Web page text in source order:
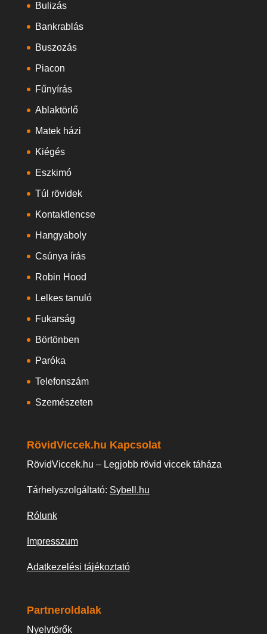
Bulizás
Bankrablás
Buszozás
Piacon
Fűnyírás
Ablaktörlő
Matek házi
Kiégés
Eszkimó
Túl rövidek
Kontaktlencse
Hangyaboly
Csúnya írás
Robin Hood
Lelkes tanuló
Fukarság
Börtönben
Paróka
Telefonszám
Szemészeten
RövidViccek.hu Kapcsolat
RövidViccek.hu – Legjobb rövid viccek táháza
Tárhelyszolgáltató: Sybell.hu
Rólunk
Impresszum
Adatkezelési tájékoztató
Partneroldalak
Nyelvtörők